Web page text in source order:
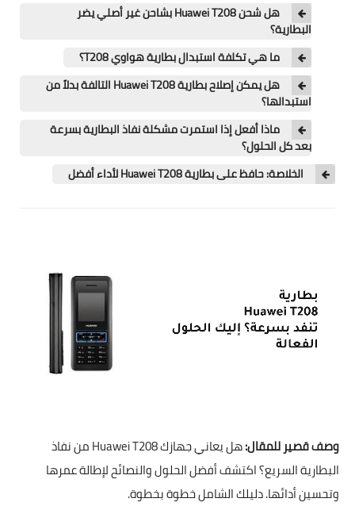
هل شحن Huawei T208 بشاحن غير أصلي يضر
البطارية؟
ما هي تكلفة استبدال بطارية هواوي T208؟
هل يمكن إصلاح بطارية Huawei T208 التالفة بدلاً من
استبدالها؟
ماذا أفعل إذا استمرت مشكلة نفاذ البطارية بسرعة
بعد كل الحلول؟
الخلاصة: حافظ على بطارية Huawei T208 لأداء أفضل
وصف قصير للمقال:
هل يعاني جهازك Huawei T208 من نفاذ
البطارية السريع؟ اكتشف أفضل الحلول والنصائح لإطالة عمرها
وتحسين أدائها. دليلك الشامل خطوة بخطوة.